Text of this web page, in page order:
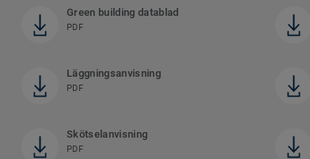
Green building datablad
PDF
Läggningsanvisning
PDF
Skötselanvisning
PDF